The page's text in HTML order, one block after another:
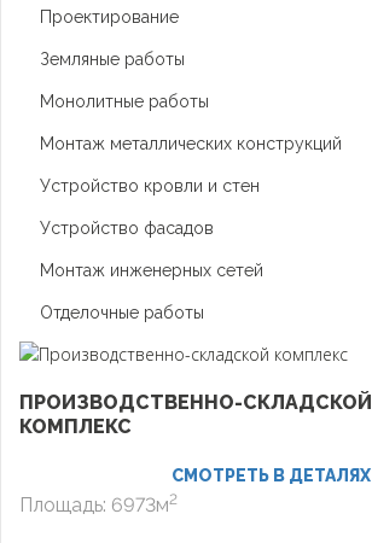
Проектирование
Земляные работы
Монолитные работы
Монтаж металлических конструкций
Устройство кровли и стен
Устройство фасадов
Монтаж инженерных сетей
Отделочные работы
ПРОИЗВОДСТВЕННО-СКЛАДСКОЙ
КОМПЛЕКС
СМОТРЕТЬ В ДЕТАЛЯХ
Площадь: 6973м2